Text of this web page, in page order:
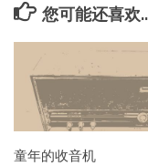
您可能还喜欢
童年的收音机